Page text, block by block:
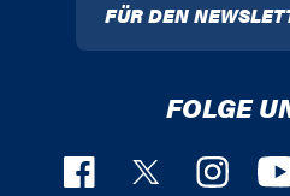
FÜR DEN
FOLGE